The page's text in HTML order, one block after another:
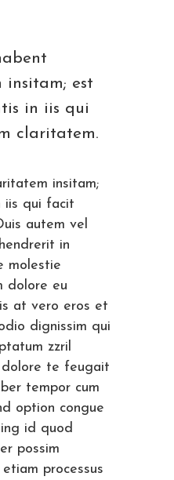
est
in iis qui
claritatem.
insitam;
iis qui facit
autem vel
in
molestie
dolore eu
at vero eros et
dignissim qui
zzril
te feugait
tempor cum
option congue
id quod
possim
processus